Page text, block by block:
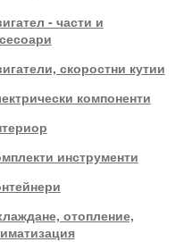
- части и
скоростни кутии
компоненти
инструменти
отопление,